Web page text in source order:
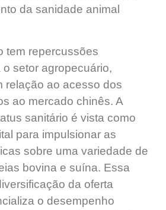
da sanidade animal
tem repercussões
setor agropecuário,
relação ao acesso dos
ao mercado chinês. A
sanitário é vista como
para impulsionar as
sobre uma variedade de
bovina e suína. Essa
da oferta
o desempenho